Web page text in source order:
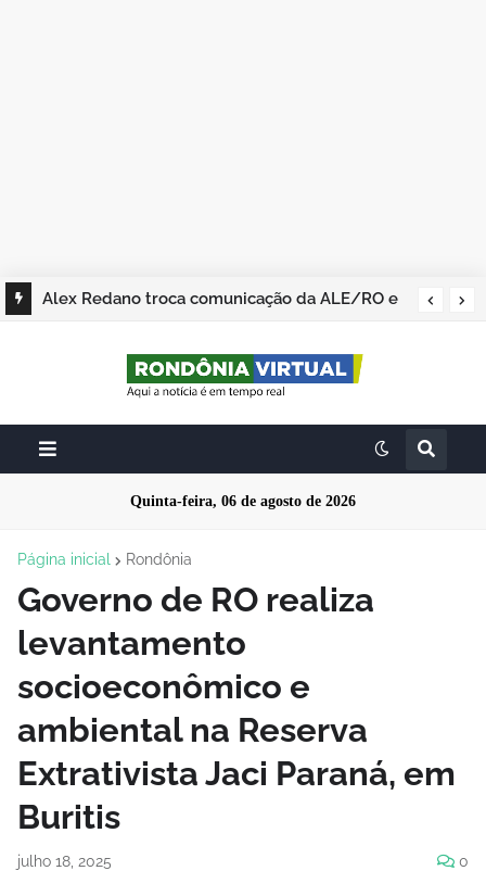
Alex Redano troca comunicação da ALE/RO e
Quinta-feira, 06 de agosto de 2026
Página inicial Rondônia
Governo de RO realiza
levantamento
socioeconômico e
ambiental na Reserva
Extrativista Jaci Paraná, em
Buritis
julho 18, 2025 0